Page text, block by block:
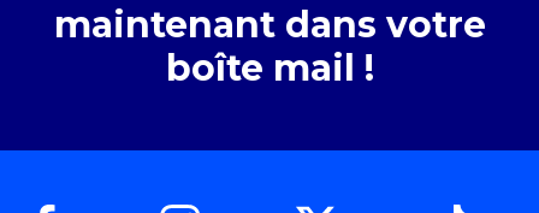
maintenant dans votre
boîte mail !